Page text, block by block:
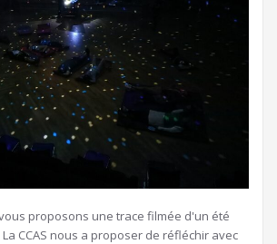
proposons une trace filmée d'un été
CCAS nous a proposer de réfléchir avec